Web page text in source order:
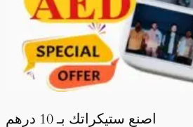
اصنع ستيكراتك بـ 10 درهم